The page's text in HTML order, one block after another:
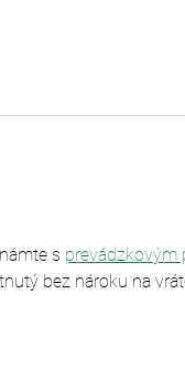
s prevádzkovým
bez nároku na